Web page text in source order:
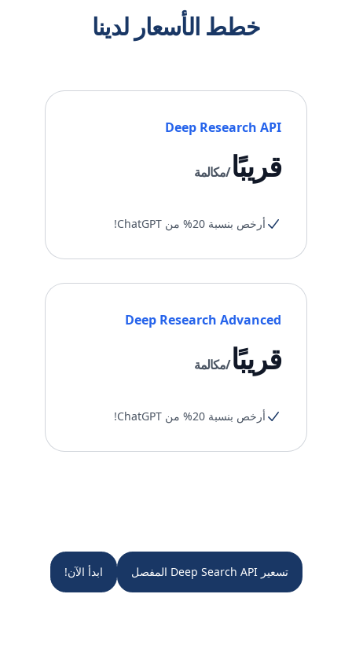
خطط الأسعار لدينا
Deep Research API
قريبًا/مكالمة
أرخص بنسبة 20% من ChatGPT!
Deep Research Advanced
قريبًا/مكالمة
أرخص بنسبة 20% من ChatGPT!
تسعير Deep Search API المفصل ابدأ الآن!